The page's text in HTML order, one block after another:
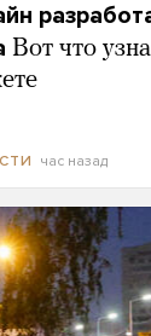
Вот что
час назад